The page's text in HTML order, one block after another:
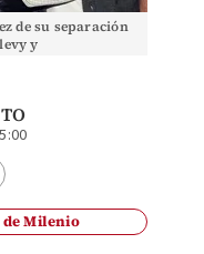
de su separación
y
de Milenio